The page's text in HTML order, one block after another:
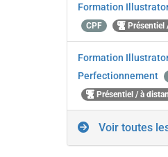
Formation
CPF Présentiel
Formation
Perfectionnement
Présentiel / à
Voir toutes